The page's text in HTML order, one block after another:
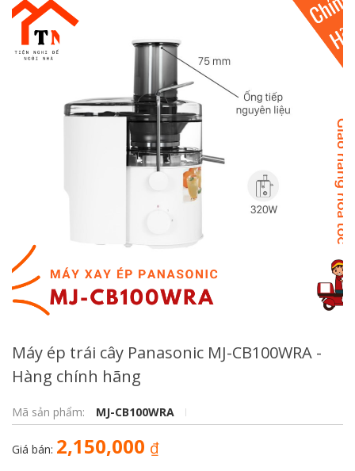
Máy ép trái cây Panasonic MJ-CB100WRA -
Hàng chính hãng
Mã sản phẩm: MJ-CB100WRA
Giá bán: 2,150,000 ₫